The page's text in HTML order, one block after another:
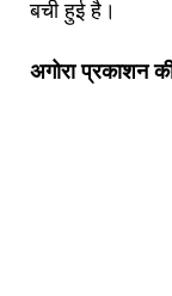
बची हुई है।
अगोरा प्रकाशन